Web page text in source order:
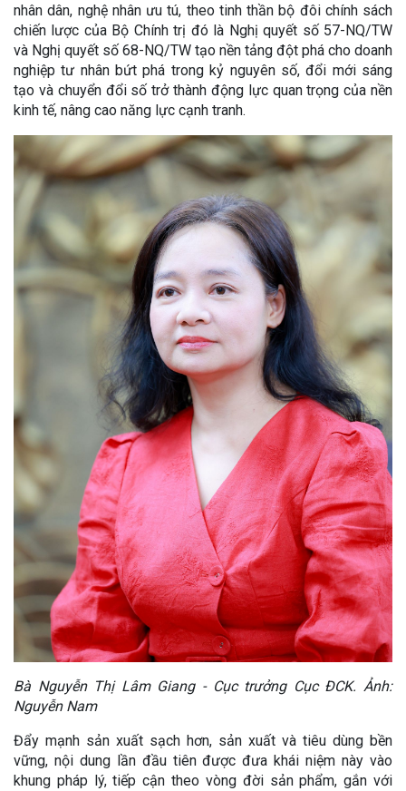
nhân dân, nghệ nhân ưu tú, theo tinh thần bộ đôi chính sách
chiến lược của Bộ Chính trị đó là Nghị quyết số 57-NQ/TW
và Nghị quyết số 68-NQ/TW tạo nền tảng đột phá cho doanh
nghiệp tư nhân bứt phá trong kỷ nguyên số, đổi mới sáng
tạo và chuyển đổi số trở thành động lực quan trọng của nền
kinh tế, nâng cao năng lực cạnh tranh.
Bà Nguyễn Thị Lâm Giang - Cục trưởng Cục ĐCK. Ảnh:
Nguyễn Nam
Đẩy mạnh sản xuất sạch hơn, sản xuất và tiêu dùng bền
vững, nội dung lần đầu tiên được đưa khái niệm này vào
khung pháp lý, tiếp cận theo vòng đời sản phẩm, gắn với